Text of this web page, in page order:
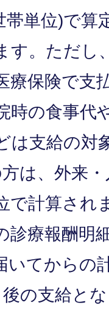
帯単位)で算
す。ただし
療保険で支
時の食事代
は支給の対
は、外来
で計算され
診療報酬明
いてからの
の支給と